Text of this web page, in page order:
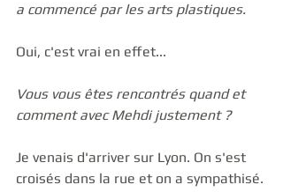
a commencé par les arts plastiques.
Oui, c'est vrai en effet...
Vous vous êtes rencontrés quand et
comment avec Mehdi justement ?
Je venais d'arriver sur Lyon. On s'est
croisés dans la rue et on a sympathisé.